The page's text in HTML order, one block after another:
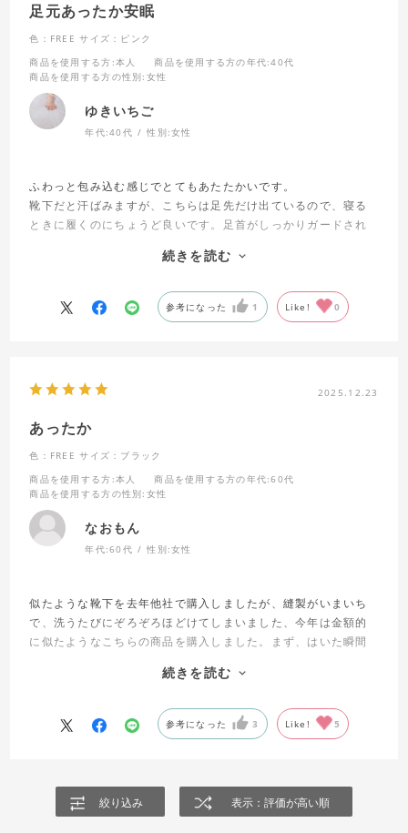
足元あったか安眠
色：FREE サイズ：ピンク
商品を使用する方 :本人 商品を使用する方の年代:40代
商品を使用する方の性別:女性
ゆきいちご
年代:40代 性別:女性
ふわっと包み込む感じでとてもあたたかいです。
靴下だと汗ばみますが、こちらは足先だけ出ているので、寝る
ときに履くのにちょうど良いです。足首がしっかりガードされ
いる間も脱げたり、めくれたりしにくく、程よいフィット感で
生地の特性で毛玉はどうしてもできてしまいますが、自宅用な
ので気にならないです。
続きを読む
参考になった 1 Like! 0
2025.12.23
あったか
色：FREE サイズ：ブラック
商品を使用する方 :本人 商品を使用する方の年代:60代
商品を使用する方の性別:女性
なおもん
年代:60代 性別:女性
似たような靴下を去年他社で購入しましたが、縫製がいまいち
で、洗うたびにぞろぞろほどけてしまいました、今年は金額的
に似たようなこちらの商品を購入しました。まず、はいた瞬間
しめつけないのでとても楽ちん！就寝時に着用してもつま先が
寒がりで冬は足先が冷えて仕方がないのですが、今回とても良
い商品に出会えました。
続きを読む
参考になった 3 Like! 5
絞り込み 表示：評価が高い順